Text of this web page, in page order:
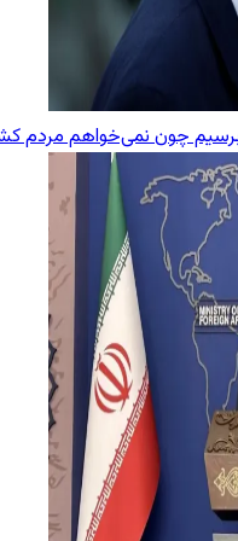
برسیم چون نمی‌خواهم مردم